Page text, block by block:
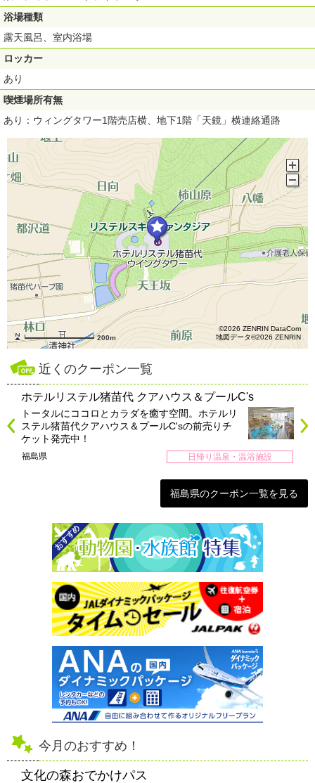
浴場種類
露天風呂、室内浴場
ロッカー
あり
喫煙場所有無
あり：ウィングタワー1階売店横、地下1階「天鏡」横連絡通路
200m
©2026 ZENRIN DataCom
地図データ©2026 ZENRIN
近くのクーポン一覧
ホテルリステル猪苗代 クアハウス＆プールC's
トータルにココロとカラダを癒す空間。ホテルリ
ステル猪苗代クアハウス＆プールC'sの前売りチ
ケット発売中！
福島県 日帰り温泉・温浴施設
福島県のクーポン一覧を見る
今月のおすすめ！
文化の森おでかけパス